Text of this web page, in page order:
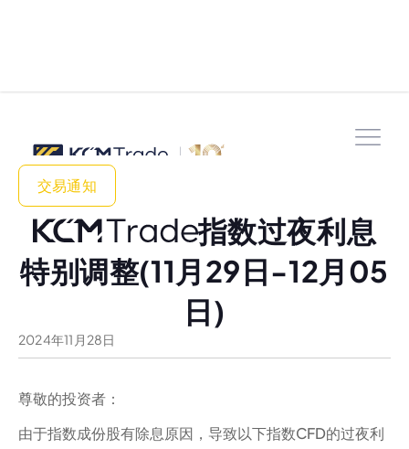
交易通知
指数过夜利息
特别调整(11月29日-12月05
日)
2024年11 月 28日
尊敬的投资者：
由于指数成份股有除息原因，导致以下指数CFD的过夜利